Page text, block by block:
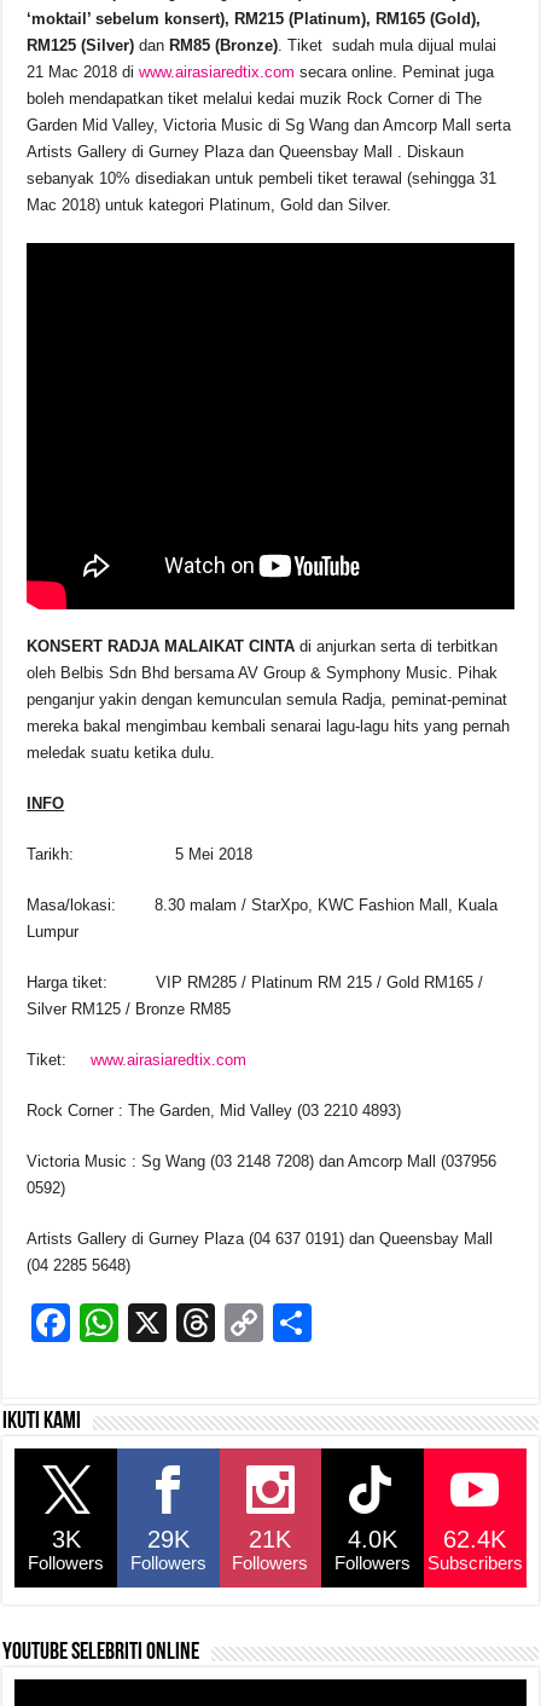
‘moktail’ sebelum konsert), RM215 (Platinum), RM165 (Gold),
RM125 (Silver) dan RM85 (Bronze). Tiket sudah mula dijual mulai
21 Mac 2018 diwww.airasiaredtix.com secara online. Peminat juga
boleh mendapatkan tiket melalui kedai muzik Rock Corner di The
Garden Mid Valley, Victoria Music di Sg Wang dan Amcorp Mall serta
Artists Gallery di Gurney Plaza dan Queensbay Mall . Diskaun
sebanyak 10% disediakan untuk pembeli tiket terawal (sehingga 31
Mac 2018) untuk kategori Platinum, Gold dan Silver.
KONSERT RADJA MALAIKAT CINTA di anjurkan serta di terbitkan
oleh Belbis Sdn Bhd bersama AV Group & Symphony Music. Pihak
penganjur yakin dengan kemunculan semula Radja, peminat-peminat
mereka bakal mengimbau kembali senarai lagu-lagu hits yang pernah
meledak suatu ketika dulu.
INFO
Tarikh: 5 Mei 2018
Masa/lokasi: 8.30 malam / StarXpo, KWC Fashion Mall, Kuala
Lumpur
Harga tiket: VIP RM285 / Platinum RM 215 / Gold RM165 /
Silver RM125 / Bronze RM85
Tiket:www.airasiaredtix.com
Rock Corner : The Garden, Mid Valley (03 2210 4893)
Victoria Music : Sg Wang (03 2148 7208) dan Amcorp Mall (037956
0592)
Artists Gallery di Gurney Plaza (04 637 0191) dan Queensbay Mall
(04 2285 5648)
F
c
e
b
o
o
k
W
s
p
X
T
a
C
y
Li
n
k
e
Ikuti kami
3K
Followers
29K
Followers
21K
Followers
4.0K
Followers
62.4K
Subscribers
YouTube selebriti online